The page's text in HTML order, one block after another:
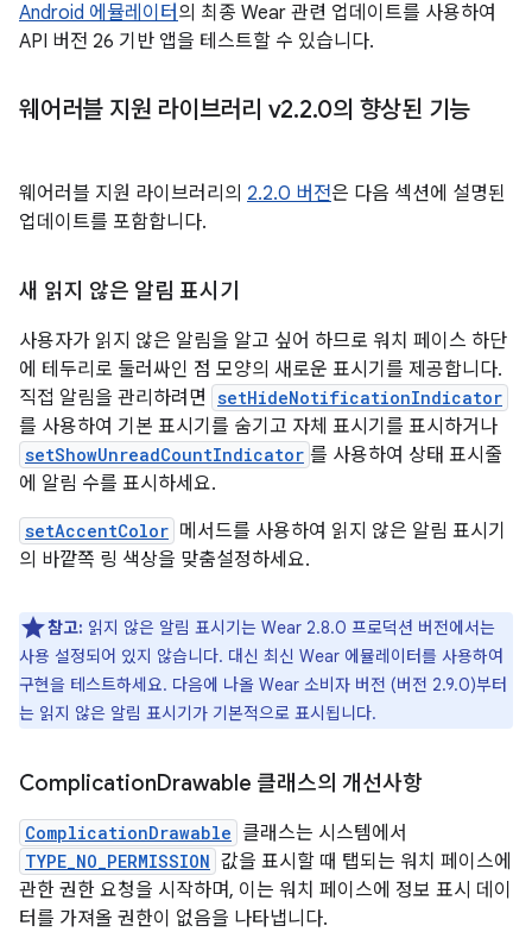
Android 에뮬레이터 의 최종 Wear 관련 업데이트를 사용하여
API 버전 26 기반 앱을 테스트할 수 있습니다.
웨어러블 지원 라이브러리 v2.2.0의 향상된 기능
웨어러블 지원 라이브러리의 2.2.0 버전은 다음 섹션에 설명된
업데이트를 포함합니다.
새 읽지 않은 알림 표시기
사용자가 읽지 않은 알림을 알고 싶어 하므로 워치 페이스 하단
에 테두리로 둘러싸인 점 모양의 새로운 표시기를 제공합니다.
직접 알림을 관리하려면 setHideNotificationIndicator
를 사용하여 기본 표시기를 숨기고 자체 표시기를 표시하거나
setShowUnreadCountIndicator 를 사용하여 상태 표시줄
에 알림 수를 표시하세요.
setAccentColor 메서드를 사용하여 읽지 않은 알림 표시기
의 바깥쪽 링 색상을 맞춤설정하세요.
참고: 읽지 않은 알림 표시기는 Wear 2.8.0 프로덕션 버전에서는
사용 설정되어 있지 않습니다. 대신 최신 Wear 에뮬레이터를 사용하여
구현을 테스트하세요. 다음에 나올 Wear 소비자 버전 (버전 2.9.0)부터
는 읽지 않은 알림 표시기가 기본적으로 표시됩니다.
ComplicationDrawable 클래스의 개선사항
ComplicationDrawable 클래스는 시스템에서
TYPE_NO_PERMISSION 값을 표시할 때 탭되는 워치 페이스에
관한 권한 요청을 시작하며, 이는 워치 페이스에 정보 표시 데이
터를 가져올 권한이 없음을 나타냅니다.